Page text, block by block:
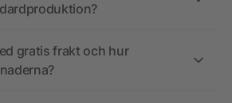
gratis frakt och hur